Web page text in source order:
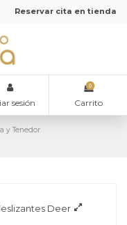
Reservar cita en tienda
sesión
0
Carrito
y Tenedor